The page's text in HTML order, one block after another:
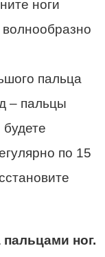
ноги
пальца
– пальцы
по 15
ног.